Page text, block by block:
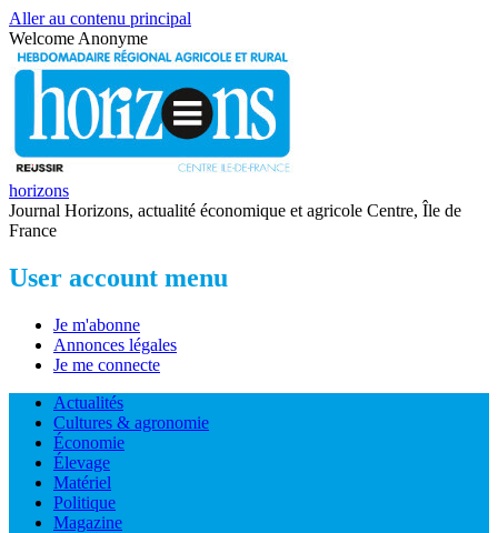
Aller au contenu principal
Welcome Anonyme
horizons
Journal Horizons, actualité économique et agricole Centre, Île de
France
User account menu
Je m'abonne
Annonces légales
Je me connecte
Actualités
Cultures & agronomie
Économie
Élevage
Matériel
Politique
Magazine